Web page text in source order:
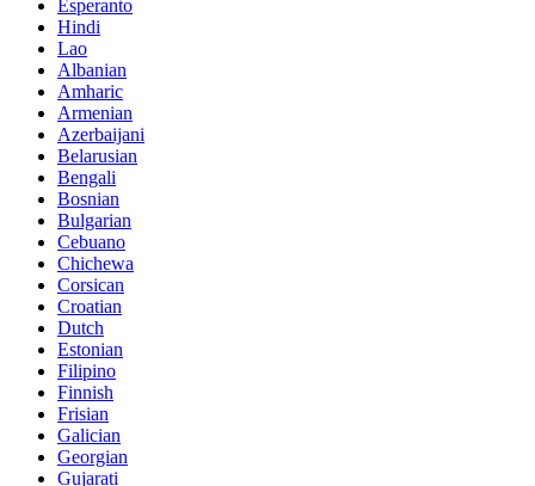
Esperanto
Hindi
Lao
Albanian
Amharic
Armenian
Azerbaijani
Belarusian
Bengali
Bosnian
Bulgarian
Cebuano
Chichewa
Corsican
Croatian
Dutch
Estonian
Filipino
Finnish
Frisian
Galician
Georgian
Gujarati